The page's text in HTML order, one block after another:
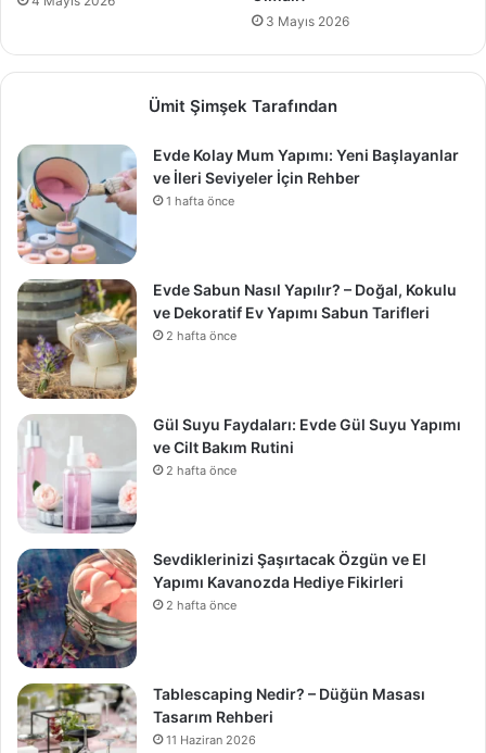
3 Mayıs 2026
Ümit Şimşek Tarafından
Evde Kolay Mum Yapımı: Yeni Başlayanlar
ve İleri Seviyeler İçin Rehber
1 hafta önce
Evde Sabun Nasıl Yapılır? – Doğal, Kokulu
ve Dekoratif Ev Yapımı Sabun Tarifleri
2 hafta önce
Gül Suyu Faydaları: Evde Gül Suyu Yapımı
ve Cilt Bakım Rutini
2 hafta önce
Sevdiklerinizi Şaşırtacak Özgün ve El
Yapımı Kavanozda Hediye Fikirleri
2 hafta önce
Tablescaping Nedir? – Düğün Masası
Tasarım Rehberi
11 Haziran 2026